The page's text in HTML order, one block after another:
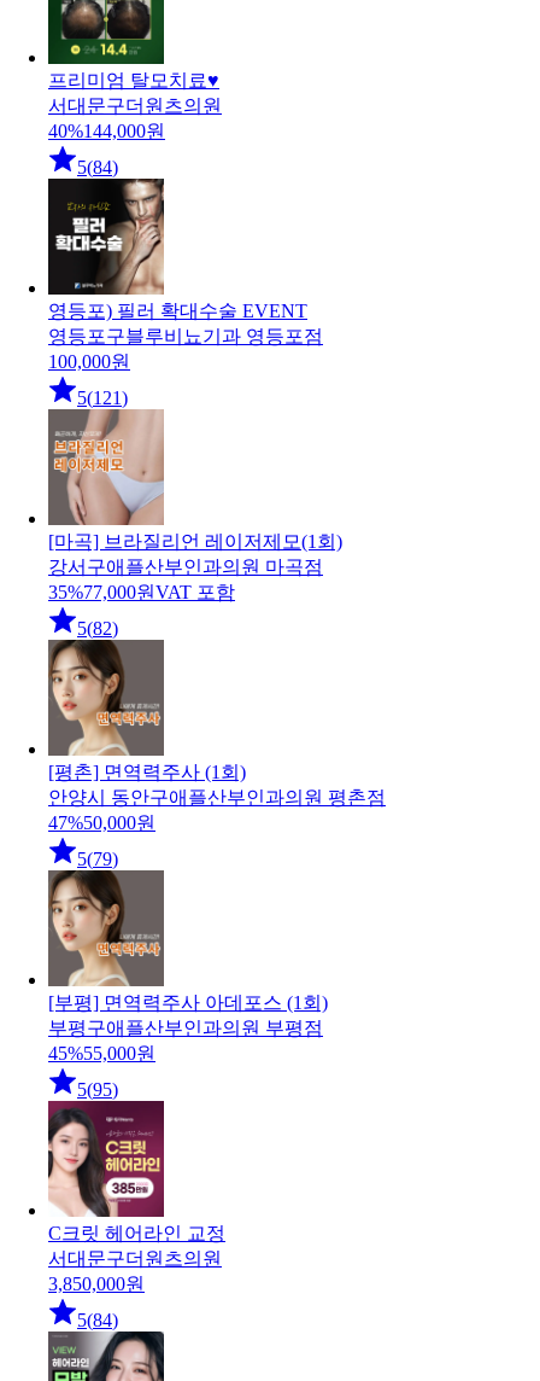
프리미엄 탈모치료♥
서대문구더원츠의원
40%144,000원
5(84)
영등포) 필러 확대수술 EVENT
영등포구블루비뇨기과 영등포점
100,000원
5(121)
[마곡] 브라질리언 레이저제모(1회)
강서구애플산부인과의원 마곡점
35%77,000원VAT 포함
5(82)
[평촌] 면역력주사 (1회)
안양시 동안구애플산부인과의원 평촌점
47%50,000원
5(79)
[부평] 면역력주사 아데포스 (1회)
부평구애플산부인과의원 부평점
45%55,000원
5(95)
C크릿 헤어라인 교정
서대문구더원츠의원
3,850,000원
5(84)